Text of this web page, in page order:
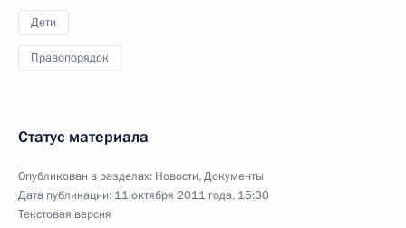
Дети
Правопорядок
Статус материала
Опубликован в разделах: Новости,Документы
Дата публикации: 11 октября 2011 года, 15:30
Текстовая версия